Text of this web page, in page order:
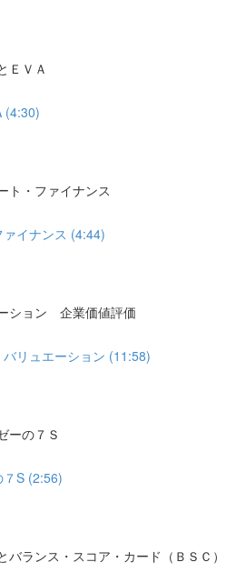
ＥＶＡ
(4:30)
・ファイナンス
イナンス (4:44)
ション 企業価値評価
リュエーション (11:58)
ーの７Ｓ
S (2:56)
ランス・スコア・カード（ＢＳＣ）